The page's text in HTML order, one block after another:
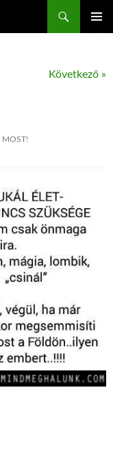
Következő »
MOST!